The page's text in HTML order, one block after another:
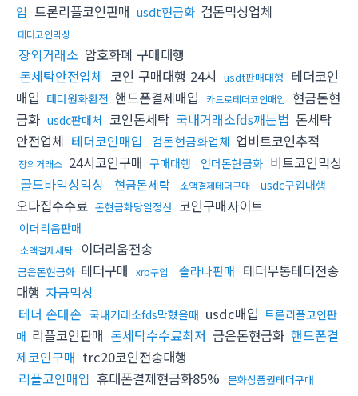
입 트론리플코인판매 usdt현금화 검돈믹싱업체
테더코인믹싱
장외거래소 암호화폐 구매대행
돈세탁안전업체 코인 구매대행 24시 usdt판매대행 테더코인
매입 태더원화환전 핸드폰결제매입 카드로테더코인매입
현금돈현
금화 usdc판매처 코인돈세탁 국내거래소fds깨는법 돈세탁
안전업체 테더코인매입 검돈현금화업체 업비트코인추적
장외거래소 24시코인구매 구매대행 언더돈현금화 비트코인믹싱
골드바믹싱믹싱
현금돈세탁 소액결제테더구매 usdc구입대행
오다집수수료 돈현금화당일정산 코인구매사이트
이더리움판매
소액결제세탁 이더리움전송
금은돈현금화 테더구매 xrp구입 솔라나판매 테더무통테더전송
대행 자금믹싱
테더 손대손 국내거래소fds막혔을때 usdc매입 트론리플코인판
매 리플코인판매 돈세탁수수료최저 금은돈현금화 핸드폰결
제코인구매 trc20코인전송대행
리플코인매입 휴대폰결제현금화85% 문화상품권테더구매